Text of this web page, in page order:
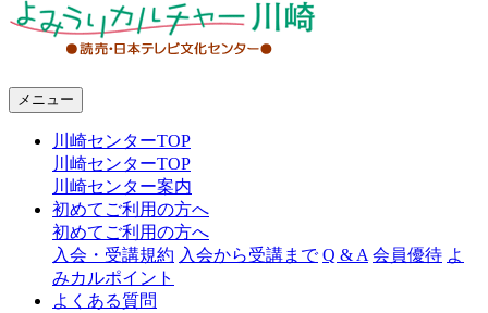
ャ
メニュー
川崎センターTOP
川崎センターTOP
川崎センター案内
初めてご利用の方へ
初めてご利用の方へ
入会・受講規約 入会から受講まで Q & A 会員優待 よ
みカルポイント
よくある質問